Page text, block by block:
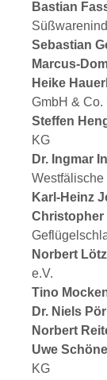
Bastian
Sebastian
Marcus-
Heike
GmbH & Co.
Steffen
KG
Dr. Ingmar
Karl-Heinz
Christopher
Norbert Lötz
e.V.
Tino
Dr. Niels
Norbert
Uwe
KG